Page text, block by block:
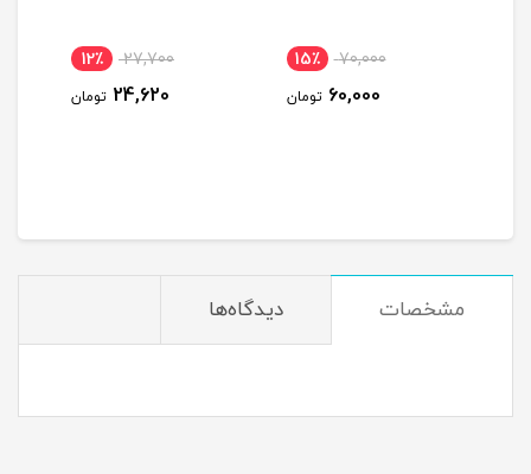
70,000 15٪
60,000 تومان
27,700 12٪
24,620 تومان
مشخصات دیدگاه‌ها